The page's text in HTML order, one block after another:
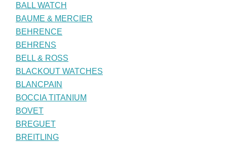
BALL WATCH
BAUME & MERCIER
BEHRENCE
BEHRENS
BELL & ROSS
BLACKOUT WATCHES
BLANCPAIN
BOCCIA TITANIUM
BOVET
BREGUET
BREITLING